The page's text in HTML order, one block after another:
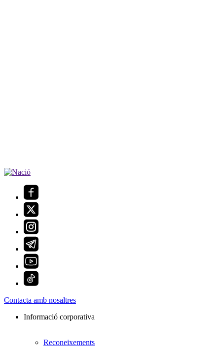
Contacta amb nosaltres
Informació corporativa
Reconeixements